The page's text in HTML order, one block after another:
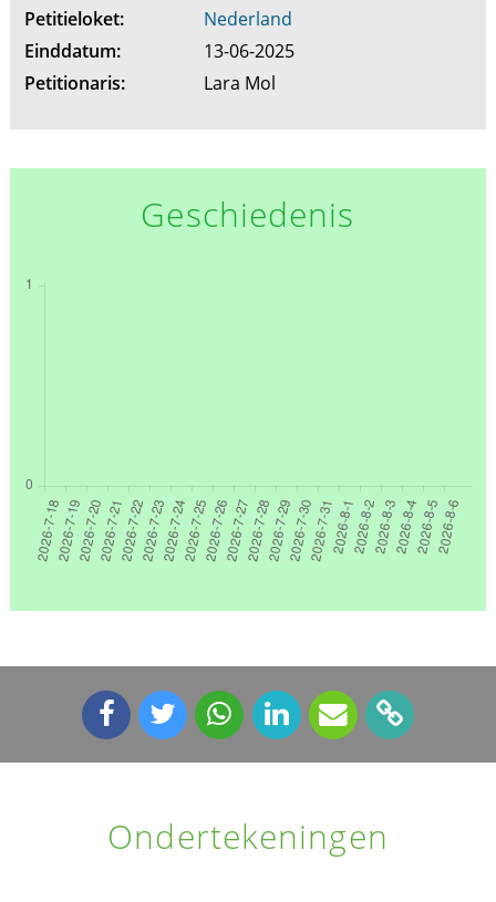
Petitieloket:
Nederland
Einddatum:
13-06-2025
Petitionaris:
Lara Mol
Geschiedenis
Ondertekeningen